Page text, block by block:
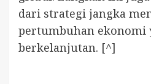
dari strategi jangka
pertumbuhan ekonomi
berkelanjutan. [^]